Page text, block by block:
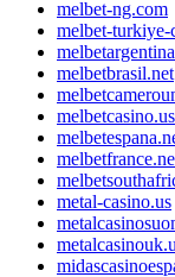
melbet-ng.com
melbet-turkiye-
melbetbrasil.net
melbetcasino.us
metal-casino.us